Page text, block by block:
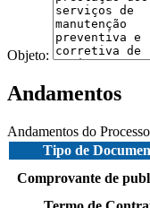
Objeto:
Andamentos
Andamentos do
Tipo de
Comprovante de